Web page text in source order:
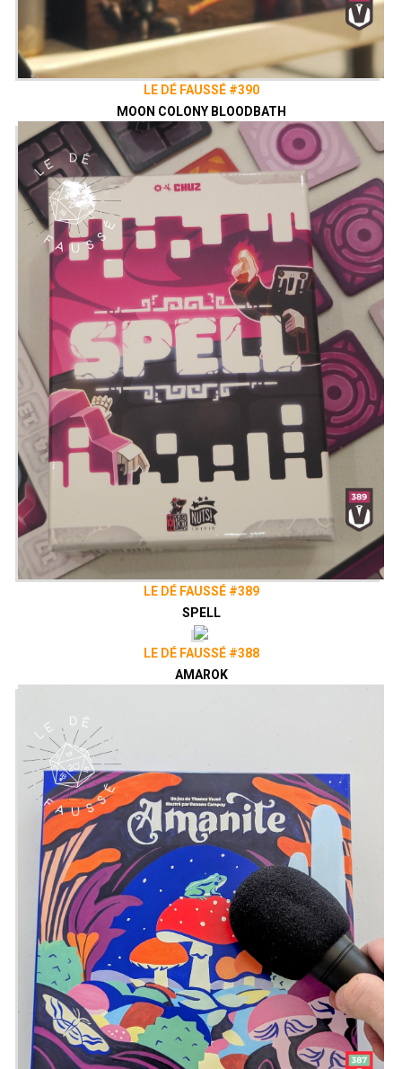
LE DÉ FAUSSÉ #390
MOON COLONY BLOODBATH
LE DÉ FAUSSÉ #389
SPELL
LE DÉ FAUSSÉ #388
AMAROK